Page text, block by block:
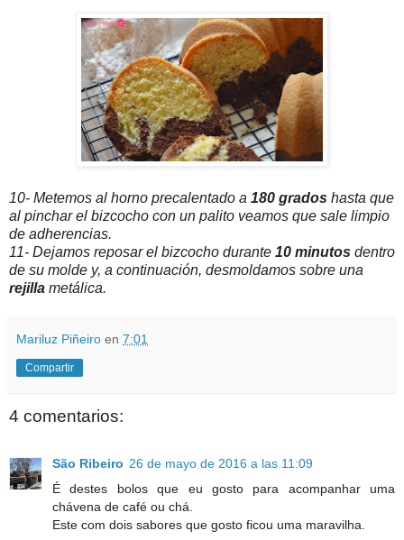
10- Metemos al horno precalentado a 180 grados hasta que
al pinchar el bizcocho con un palito veamos que sale limpio
de adherencias.
11- Dejamos reposar el bizcocho durante 10 minutos dentro
de su molde y, a continuación, desmoldamos sobre una
rejilla metálica.
Mariluz Piñeiro en 7:01
Compartir
4 comentarios:
São Ribeiro 26 de mayo de 2016 a las 11:09
É destes bolos que eu gosto para acompanhar uma
chávena de café ou chá.
Este com dois sabores que gosto ficou uma maravilha.